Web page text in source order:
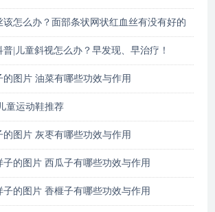
该怎么办？面部条状网状红血丝有没有好的
|儿童斜视怎么办？早发现、早治疗！
图片 油菜有哪些功效与作用
童运动鞋推荐
图片 灰枣有哪些功效与作用
子的图片 西瓜子有哪些功效与作用
的图片 香榧子有哪些功效与作用